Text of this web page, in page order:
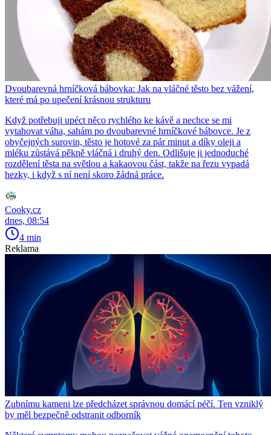
Dvoubarevná hrníčková bábovka: Jak na vláčné těsto bez vážení,
které má po upečení krásnou strukturu
Když potřebuji upéct něco rychlého ke kávě a nechce se mi
vytahovat váha, sahám po dvoubarevné hrníčkové bábovce. Je z
obyčejných surovin, těsto je hotové za pár minut a díky oleji a
mléku zůstává pěkně vláčná i druhý den. Odlišuje ji jednoduché
rozdělení těsta na světlou a kakaovou část, takže na řezu vypadá
hezky, i když s ní není skoro žádná práce.
Cooky.cz
dnes, 08:54
4 min
Reklama
Zubnímu kameni lze předcházet správnou domácí péčí. Ten vzniklý
by měl bezpečně odstranit odborník